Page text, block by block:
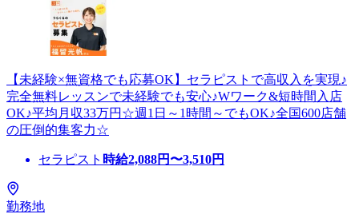
【未経験×無資格でも応募OK】セラピストで高収入を実現♪
完全無料レッスンで未経験でも安心♪Wワーク&短時間入店
OK♪平均月収33万円☆週1日～1時間～でもOK♪全国600店舗
の圧倒的集客力☆
セラピスト 時給2,088円〜3,510円
勤務地